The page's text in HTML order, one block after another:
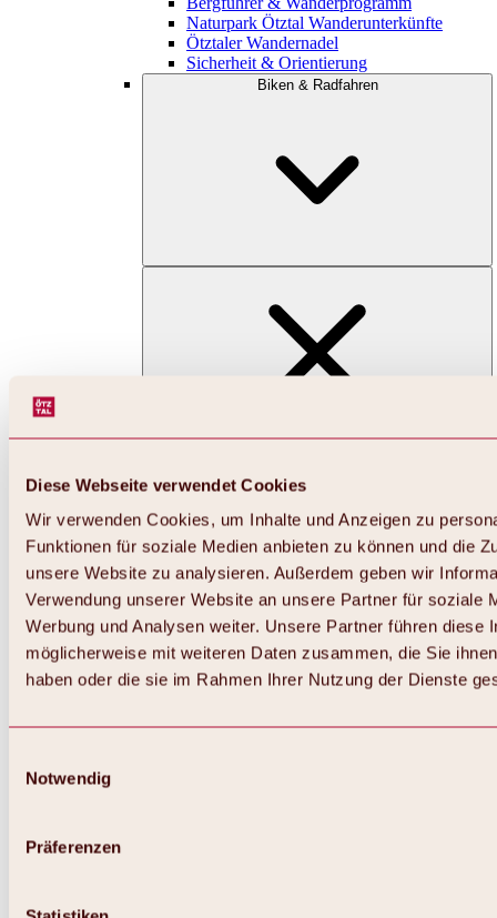
Diese Webseite verwendet Cookies
Wir verwenden Cookies, um Inhalte und Anzeigen zu
Funktionen für soziale Medien anbieten zu können und die
unsere Website zu analysieren. Außerdem geben wir
Verwendung unserer Website an unsere Partner für soziale
Werbung und Analysen weiter. Unsere Partner führen diese
möglicherweise mit weiteren Daten zusammen, die Sie
haben oder die sie im Rahmen Ihrer Nutzung der Dienste
Notwendig
Präferenzen
Naturpark Ötztal Wanderunterkünfte
Ötztaler Wandernadel
Sicherheit & Orientierung
Biken & Radfahren